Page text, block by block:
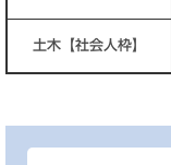
土木【社会人枠】